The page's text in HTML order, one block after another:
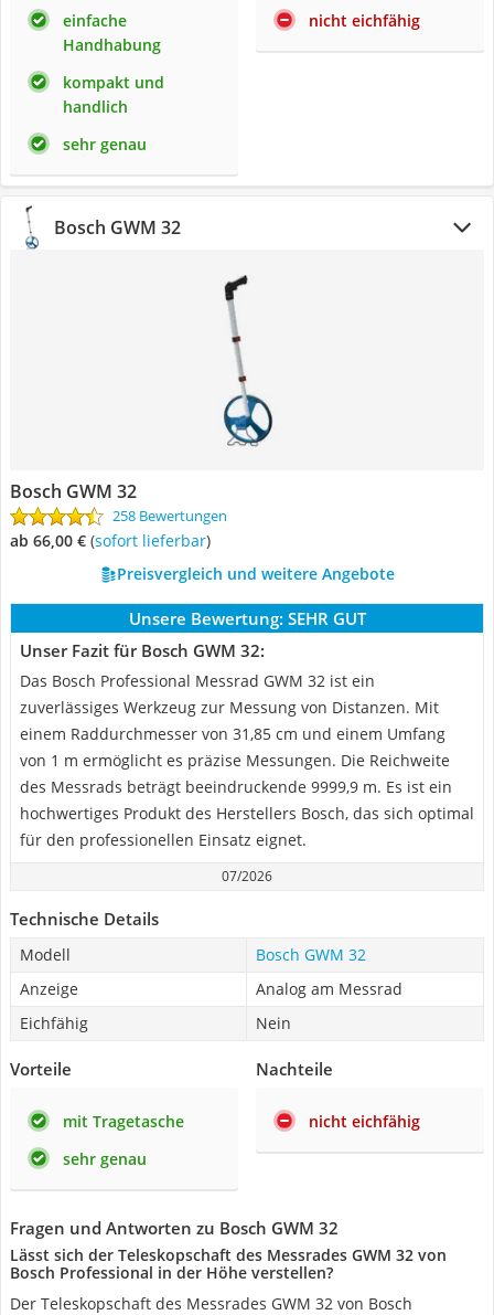
einfache
Handhabung
kompakt und
handlich
sehr genau
nicht eichfähig
Bosch GWM 32
Bosch GWM 32
258 Bewertungen
ab 66,00 € ( Sofort lieferbar)
Preisvergleich und weitere Angebote
Unsere Bewertung: SEHR GUT
Unser Fazit für Bosch GWM 32:
Das Bosch Professional Messrad GWM 32 ist ein
zuverlässiges Werkzeug zur Messung von Distanzen. Mit
einem Raddurchmesser von 31,85 cm und einem Umfang
von 1 m ermöglicht es präzise Messungen. Die Reichweite
des Messrads beträgt beeindruckende 9999,9 m. Es ist ein
hochwertiges Produkt des Herstellers Bosch, das sich optimal
für den professionellen Einsatz eignet.
07/2026
Technische Details
Modell
Bosch GWM 32
Anzeige
Analog am Messrad
Eichfähig
Nein
Vorteile
mit Tragetasche
sehr genau
Nachteile
nicht eichfähig
Fragen und Antworten zu Bosch GWM 32
Lässt sich der Teleskopschaft des Messrades GWM 32 von
‎Bosch Professional in der Höhe verstellen?
Der Teleskopschaft des Messrades GWM 32 von ‎Bosch